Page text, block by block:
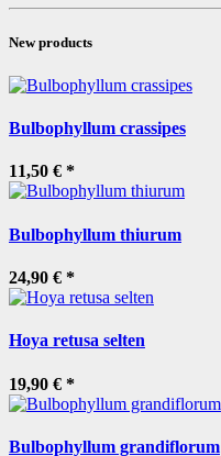
New products
Bulbophyllum crassipes
11,50 € *
Bulbophyllum thiurum
24,90 € *
Hoya retusa selten
19,90 € *
Bulbophyllum grandiflorum